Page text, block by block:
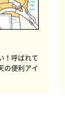
！呼ばれて
の便利アイ